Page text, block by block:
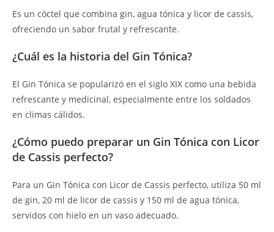
Es un cóctel que combina gin, agua tónica y licor de cassis,
ofreciendo un sabor frutal y refrescante.
¿Cuál es la historia del Gin Tónica?
El Gin Tónica se popularizó en el siglo XIX como una bebida
refrescante y medicinal, especialmente entre los soldados
en climas cálidos.
¿Cómo puedo preparar un Gin Tónica con Licor
de Cassis perfecto?
Para un Gin Tónica con Licor de Cassis perfecto, utiliza 50 ml
de gin, 20 ml de licor de cassis y 150 ml de agua tónica,
servidos con hielo en un vaso adecuado.